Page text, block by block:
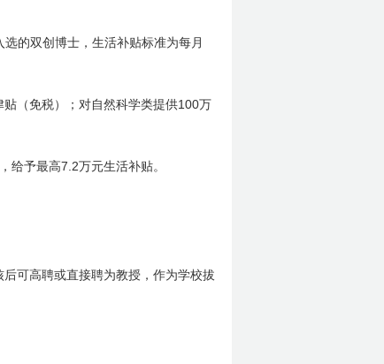
选的双创 博士，生活补贴标准为每月
贴（免税）；对自然科学类提供100万
给予最高7.2万元生活补贴。
可高聘或直接聘为教授，作为学校拔